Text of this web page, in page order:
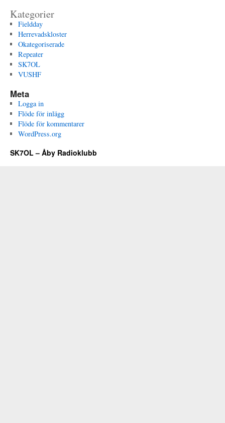
Kategorier
Fieldday
Herrevadskloster
Okategoriserade
Repeater
SK7OL
VUSHF
Meta
Logga in
Flöde för inlägg
Flöde för kommentarer
WordPress.org
SK7OL – Åby Radioklubb